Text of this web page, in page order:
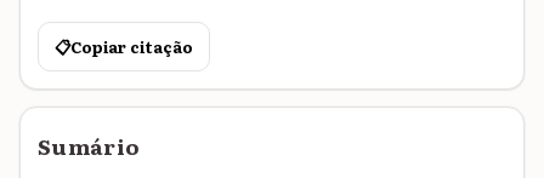
📋Copiar citação
Sumário